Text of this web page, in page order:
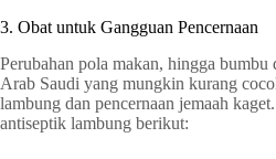
3. Obat untuk Gangguan Pencernaan
Perubahan pola makan, hingga bumbu
Arab Saudi yang mungkin kurang
lambung dan pencernaan jemaah
antiseptik lambung berikut: